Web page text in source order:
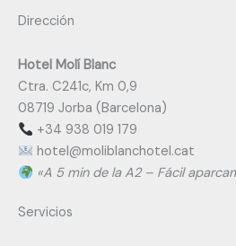
Dirección
Hotel Molí Blanc
Ctra. C241c, Km 0,9
08719 Jorba (Barcelona)
+34 938 019 179
tac.letohcnalbilom
@letoh
«A 5 min de la A2 – Fácil
Servicios